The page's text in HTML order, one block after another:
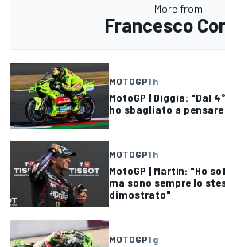
More from
Francesco
MOTOGP1 h
MotoGP | Diggia: "Dal
ho sbagliato a
MOTOGP1 h
MotoGP | Martín: "Ho
ma sono sempre lo
dimostrato"
MOTOGP1 g